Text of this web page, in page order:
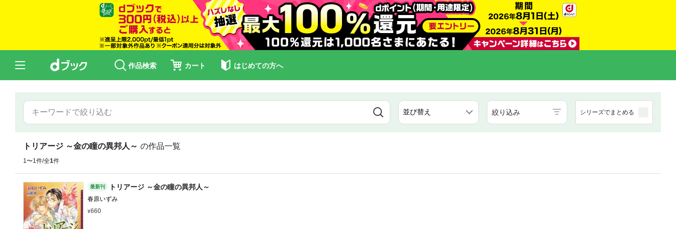
作品検索 カート はじめての方へ
絞り込み シリーズでまとめる
トリアージ ～金の瞳の異邦人～ の作品一覧
1〜1件/全1件
最新刊 トリアージ ～金の瞳の異邦人～
春原いずみ
660